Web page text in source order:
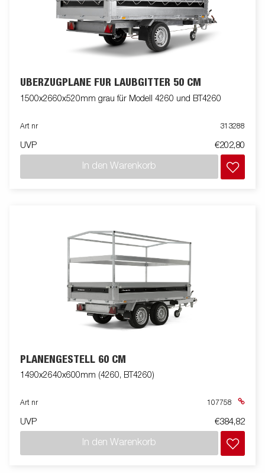
ÜBERZUGPLANE FÜR LAUBGITTER 50 CM
1500x2660x520mm grau für Modell 4260 und BT4260
Art nr 313288
UVP €202,80
In den Warenkorb
PLANENGESTELL 60 CM
1490x2640x600mm (4260, BT4260)
Art nr 107758
UVP €384,82
In den Warenkorb